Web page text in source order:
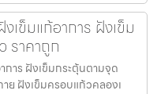
เข็มแก้อาการ ฝังเข็ม
ราคาถูก
าร ฝังเข็มกระตุ้นตามจุด
าย ฝังเข็มครอบแก้วคลองเ